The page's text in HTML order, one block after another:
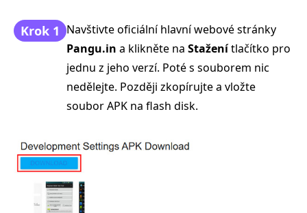
Krok 1 Navštivte oficiální hlavní webové stránky
Pangu.in a klikněte na Staženítlačítko pro
jednu z jeho verzí. Poté s souborem nic
nedělejte. Později zkopírujte a vložte
soubor APK na flash disk.